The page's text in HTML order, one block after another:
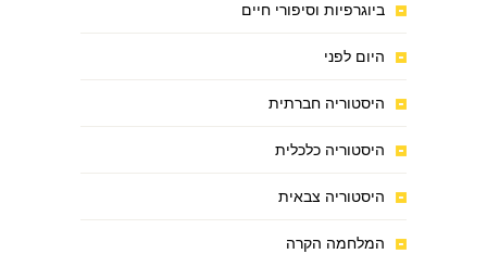
ביוגרפיות וסיפורי חיים
היום לפני
היסטוריה חברתית
היסטוריה כלכלית
היסטוריה צבאית
המלחמה הקרה